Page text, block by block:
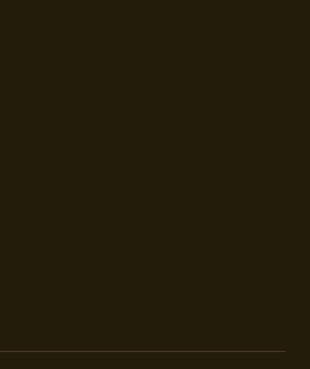
луны при выборе места
согласно прогнозу
определить